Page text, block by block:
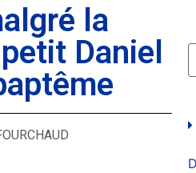
la
Daniel